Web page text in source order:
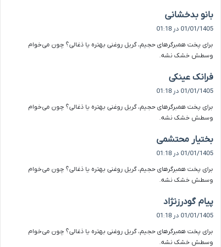
بانو بدخشانی
ف
:
01/01/1405 در 01:18
برای پخت همبرگرهای حجیم، گریل روغنی بهتره یا ذغالی؟ چون می‌خوام
وسطش خشک نشه.
فرانک عینکی
ف
:
01/01/1405 در 01:18
برای پخت همبرگرهای حجیم، گریل روغنی بهتره یا ذغالی؟ چون می‌خوام
وسطش خشک نشه.
بختیار محتشمی
:
01/01/1405 در 01:18
برای پخت همبرگرهای حجیم، گریل روغنی بهتره یا ذغالی؟ چون می‌خوام
وسطش خشک نشه.
پیام گودرزنژاد
ف
:
01/01/1405 در 01:18
برای پخت همبرگرهای حجیم، گریل روغنی بهتره یا ذغالی؟ چون می‌خوام
وسطش خشک نشه.